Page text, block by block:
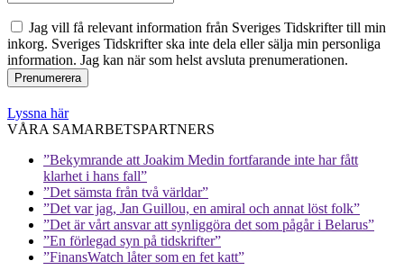
Jag vill få relevant information från Sveriges Tidskrifter till min
inkorg. Sveriges Tidskrifter ska inte dela eller sälja min personliga
information. Jag kan när som helst avsluta prenumerationen.
Lyssna här
VÅRA SAMARBETSPARTNERS
”Bekymrande att Joakim Medin fortfarande inte har fått
klarhet i hans fall”
”Det sämsta från två världar”
”Det var jag, Jan Guillou, en amiral och annat löst folk”
”Det är vårt ansvar att synliggöra det som pågår i Belarus”
”En förlegad syn på tidskrifter”
”FinansWatch låter som en fet katt”